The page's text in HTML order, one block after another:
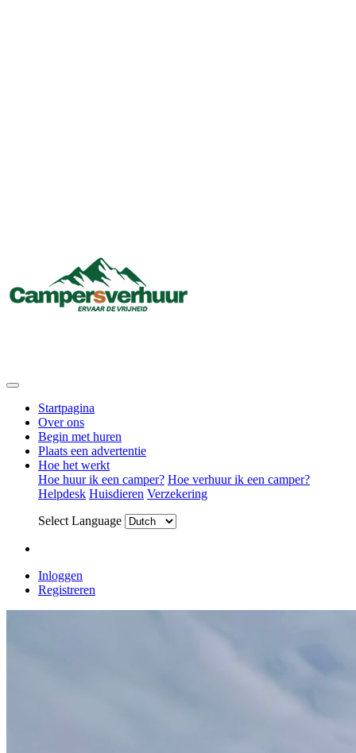
Startpagina
Over ons
Begin met huren
Plaats een advertentie
Hoe het werkt
Hoe huur ik een camper? Hoe verhuur ik een camper?
Helpdesk Huisdieren Verzekering
Select Language
Inloggen
Registreren